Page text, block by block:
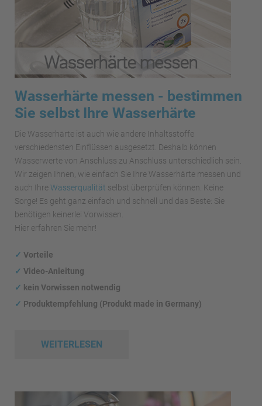
Wasserhärte messen - bestimmen
Sie selbst Ihre Wasserhärte
Die Wasserhärte ist auch wie andere Inhaltsstoffe
verschiedensten Einflüssen ausgesetzt. Deshalb können
Wasserwerte von Anschluss zu Anschluss unterschiedlich sein.
Wir zeigen Ihnen, wie einfach Sie Ihre Wasserhärte messen und
auch IhreWasserqualität selbst überprüfen können. Keine
Sorge! Es geht ganz einfach und schnell und das Beste: Sie
benötigen keinerlei Vorwissen.
Hier erfahren Sie mehr!
✓ Vorteile
✓ Video-Anleitung
✓ kein Vorwissen notwendig
✓ Produktempfehlung (Produkt made in Germany)
WEITERLESEN